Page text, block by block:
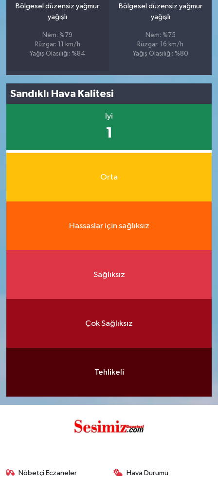
Bölgesel düzensiz yağmur
yağışlı
Nem: %79
Rüzgar: 11 km/h
Yağış Olasılığı: %84
Bölgesel düzensiz yağmur
yağışlı
Nem: %75
Rüzgar: 16 km/h
Yağış Olasılığı: %80
Sandıklı Hava Kalitesi
İyi
1
Orta
Hassaslar için sağlıksız
Sağlıksız
Çok Sağlıksız
Tehlikeli
Nöbetçi Eczaneler Hava Durumu